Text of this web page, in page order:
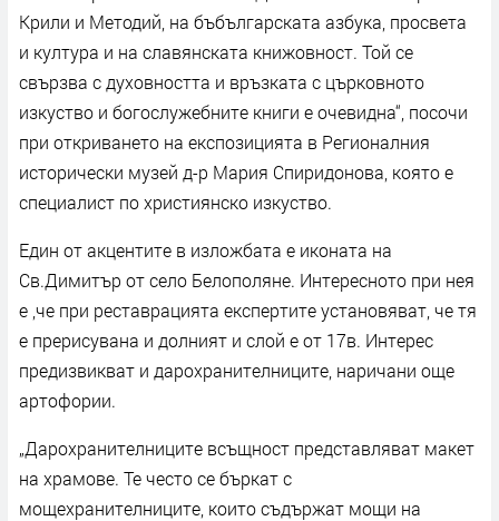
Крили и Методий, на бъбългарската азбука, просвета
и култура и на славянската книжовност. Той се
свързва с духовността и връзката с църковното
изкуство и богослужебните книги е очевидна“, посочи
при откриването на експозицията в Регионалния
исторически музей д-р Мария Спиридонова, която е
специалист по християнско изкуство.
Един от акцентите в изложбата е иконата на
Св.Димитър от село Белополяне. Интересното при нея
е ,че при реставрацията експертите установяват, че тя
е прерисувана и долният и слой е от 17в. Интерес
предизвикват и дарохранителниците, наричани още
артофории.
„Дарохранителниците всъщност представляват макет
на храмове. Те често се бъркат с
мощехранителниците, които съдържат мощи на